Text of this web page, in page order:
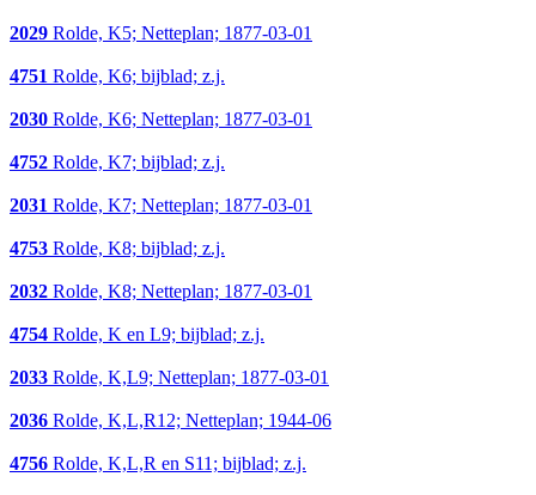
2029 Rolde, K5; Netteplan; 1877-03-01
4751 Rolde, K6; bijblad; z.j.
2030 Rolde, K6; Netteplan; 1877-03-01
4752 Rolde, K7; bijblad; z.j.
2031 Rolde, K7; Netteplan; 1877-03-01
4753 Rolde, K8; bijblad; z.j.
2032 Rolde, K8; Netteplan; 1877-03-01
4754 Rolde, K en L9; bijblad; z.j.
2033 Rolde, K,L9; Netteplan; 1877-03-01
2036 Rolde, K,L,R12; Netteplan; 1944-06
4756 Rolde, K,L,R en S11; bijblad; z.j.